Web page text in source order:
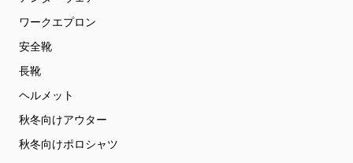
ワークエプロン
安全靴
長靴
ヘルメット
秋冬向けアウター
秋冬向けポロシャツ